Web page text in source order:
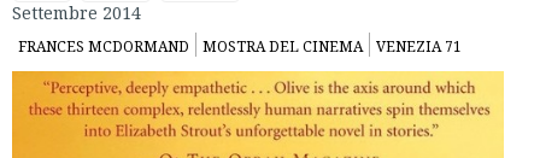
Settembre 2014
FRANCES MCDORMAND MOSTRA DEL CINEMA VENEZIA 71